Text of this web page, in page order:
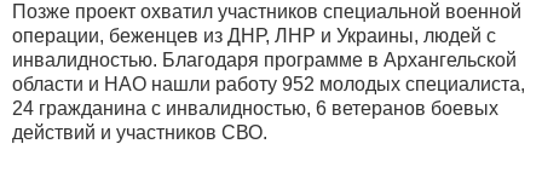
Позже проект охватил участников специальной военной
операции, беженцев из ДНР, ЛНР и Украины, людей с
инвалидностью. Благодаря программе в Архангельской
области и НАО нашли работу 952 молодых специалиста,
24 гражданина с инвалидностью, 6 ветеранов боевых
действий и участников СВО.